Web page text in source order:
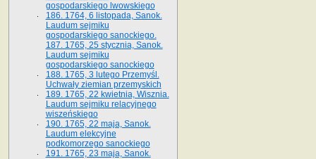
gospodarskiego lwowskiego
186. 1764, 6 listopada, Sanok.
Laudum sejmiku
gospodarskiego sanockiego.
187. 1765, 25 stycznia, Sanok.
Laudum sejmiku
gospodarskiego sanockiego
188. 1765, 3 lutego Przemyśl.
Uchwały ziemian przemyskich
189. 1765, 22 kwietnia, Wisznia.
Laudum sejmiku relacyjnego
wiszeńskiego
190. 1765, 22 maja, Sanok.
Laudum elekcyjne
podkomorzego sanockiego
191. 1765, 23 maja, Sanok.